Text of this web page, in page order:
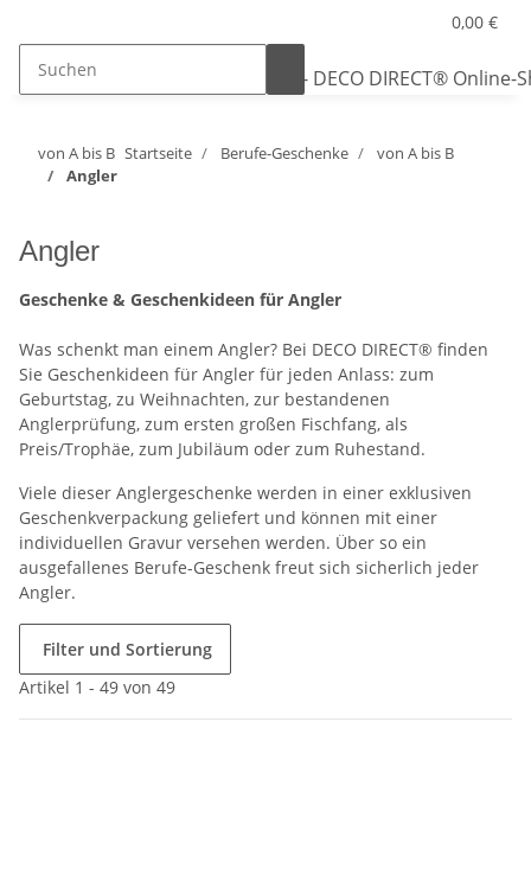
0,00 €
von A bis B Startseite Berufe-Geschenke
von A bis B
Angler
Angler
Geschenke & Geschenkideen für Angler
Was schenkt man einem Angler? Bei DECO DIRECT® finden
Sie Geschenkideen für Angler für jeden Anlass: zum
Geburtstag, zu Weihnachten, zur bestandenen
Anglerprüfung, zum ersten großen Fischfang, als
Preis/Trophäe, zum Jubiläum oder zum Ruhestand.
Viele dieser Anglergeschenke werden in einer exklusiven
Geschenkverpackung geliefert und können mit einer
individuellen Gravur versehen werden. Über so ein
ausgefallenes Berufe-Geschenk freut sich sicherlich jeder
Angler.
Filter und Sortierung
Artikel 1 - 49 von 49